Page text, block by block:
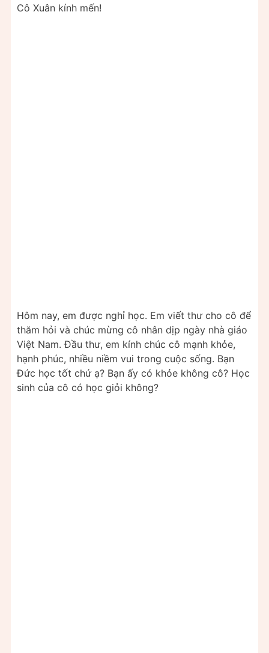
Cô Xuân kính mến!
Hôm nay, em được nghỉ học. Em viết thư cho cô để
thăm hỏi và chúc mừng cô nhân dịp ngày nhà giáo
Việt Nam. Đầu thư, em kính chúc cô mạnh khỏe,
hạnh phúc, nhiều niềm vui trong cuộc sống. Bạn
Đức học tốt chứ ạ? Bạn ấy có khỏe không cô? Học
sinh của cô có học giỏi không?